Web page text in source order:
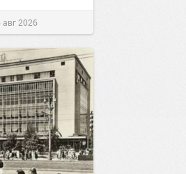
авг 2026